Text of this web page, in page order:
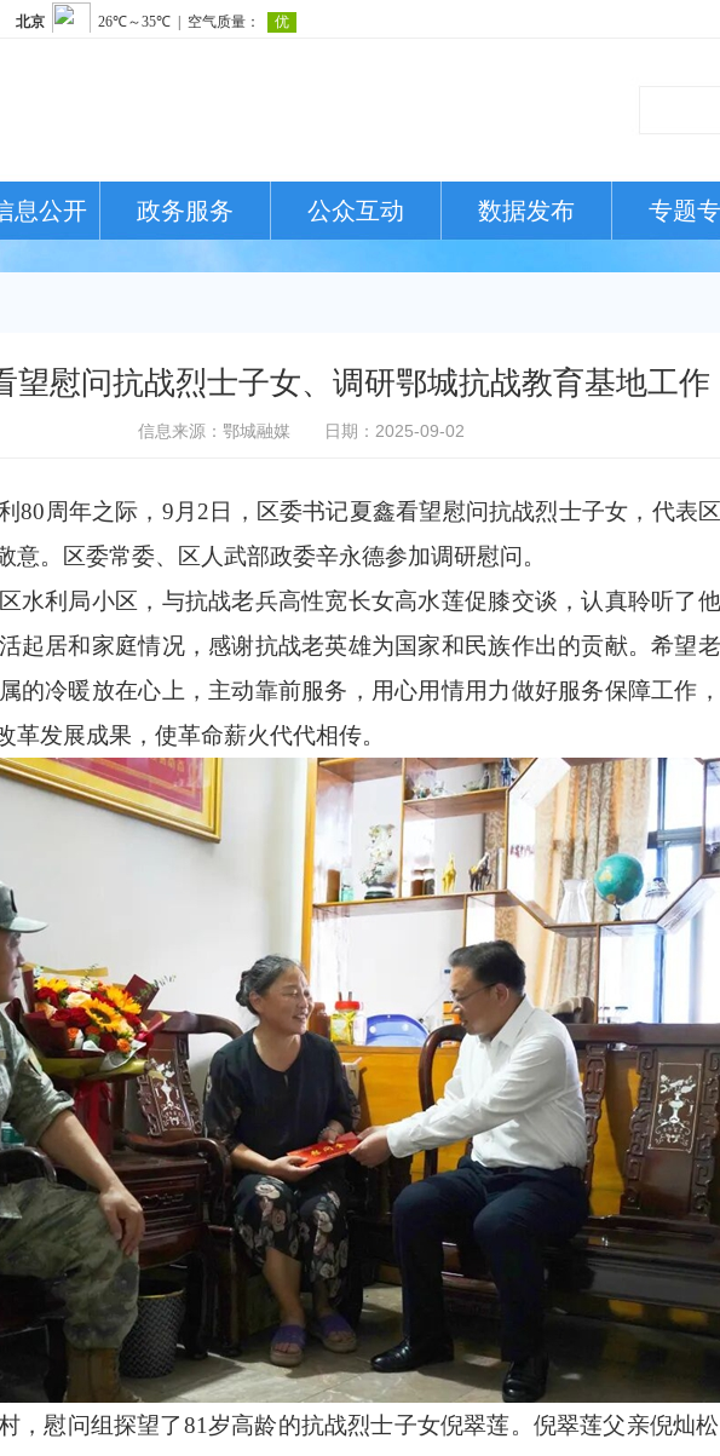
息公开 政务服务 公众互动 数据发布 专题
望慰问抗战烈士子女、调研鄂城抗战教育基地工作
信息来源：鄂城融媒 日期：2025-09-02
周年之际，9月2日，区委书记夏鑫看望慰问抗战烈士子女，代表
。区委常委、区人武部政委辛永德参加调研慰问。
利局小区，与抗战老兵高性宽长女高水莲促膝交谈，认真聆听了
起居和家庭情况，感谢抗战老英雄为国家和民族作出的贡献。希望
的冷暖放在心上，主动靠前服务，用心用情用力做好服务保障工作
发展成果，使革命薪火代代相传。
慰问组探望了81岁高龄的抗战烈士子女倪翠莲。倪翠莲父亲倪灿松